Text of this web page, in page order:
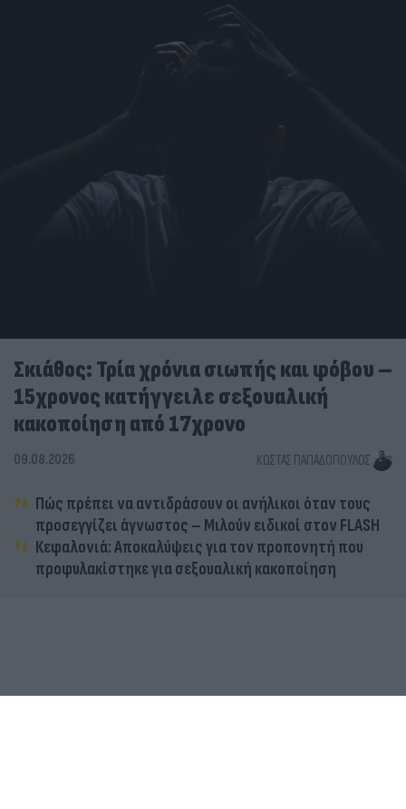
Σκιάθος: Τρία χρόνια σιωπής και φόβου –
15χρονος κατήγγειλε σεξουαλική
κακοποίηση από 17χρονο
09.08.2026 ΚΏΣΤΑΣ ΠΑΠΑΔΌΠΟΥΛΟΣ
Πώς πρέπει να αντιδράσουν οι ανήλικοι όταν τους
προσεγγίζει άγνωστος – Μιλούν ειδικοί στον FLASH
Κεφαλονιά: Αποκαλύψεις για τον προπονητή που
προφυλακίστηκε για σεξουαλική κακοποίηση